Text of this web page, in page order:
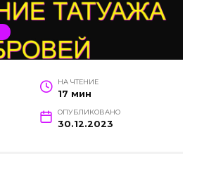
НА ЧТЕНИЕ
17 мин
ОПУБЛИКОВАНО
30.12.2023